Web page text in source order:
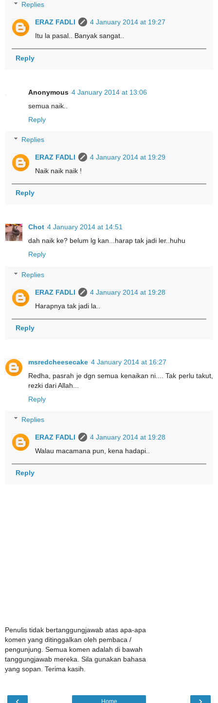
Replies
ERAZ FADLI
4 January 2014 at 19:27
Itu la pasal.. Banyak sangat..
Reply
Anonymous 4 January 2014 at 13:06
semua naik..
Reply
Replies
ERAZ FADLI
4 January 2014 at 19:29
Naik naik naik !
Reply
Chot 4 January 2014 at 14:51
dah naik ke? belum lg kan...harap tak jadi ler..huhu
Reply
Replies
ERAZ FADLI
4 January 2014 at 19:28
Harapnya tak jadi la..
Reply
msredcheesecake 4 January 2014 at 16:27
Redha, pasrah je dgn semua kenaikan ni.... Tak perlu takut,
rezki dari Allah...
Reply
Replies
ERAZ FADLI
4 January 2014 at 19:28
Walau macamana pun, kena hadapi..
Reply
Penulis tidak bertanggungjawab atas apa-apa
komen yang ditinggalkan oleh pembaca /
pengunjung. Semua komen adalah di bawah
tanggungjawab mereka. Sila gunakan bahasa
yang sopan. Terima kasih.
Home